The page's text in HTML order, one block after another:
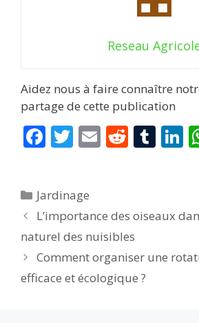
Reseau
Aidez nous à faire connaître
partage de cette publication
F
b
o
o
k
T
er
E R
t
T
r
n
Catégories
Jardinage
L’importance des oiseaux
naturel des nuisibles
Comment organiser une
efficace et écologique ?